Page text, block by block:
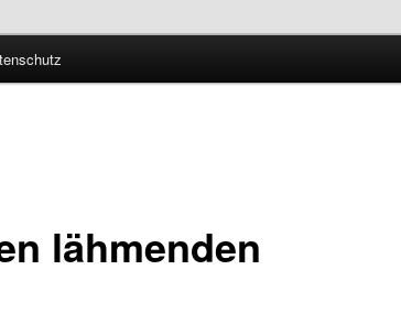
Technologie
lähmenden